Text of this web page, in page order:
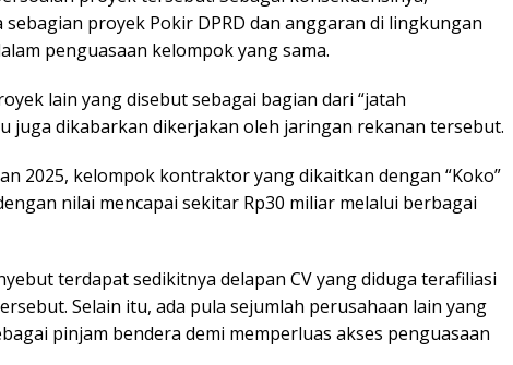
proyek Pokir DPRD dan anggaran di lingkungan
penguasaan kelompok yang sama.
lain yang disebut sebagai bagian dari “jatah
juga dikabarkan dikerjakan oleh jaringan rekanan tersebut.
2025, kelompok kontraktor yang dikaitkan dengan “Koko”
nilai mencapai sekitar Rp30 miliar melalui berbagai
terdapat sedikitnya delapan CV yang diduga terafiliasi
Selain itu, ada pula sejumlah perusahaan lain yang
pinjam bendera demi memperluas akses penguasaan